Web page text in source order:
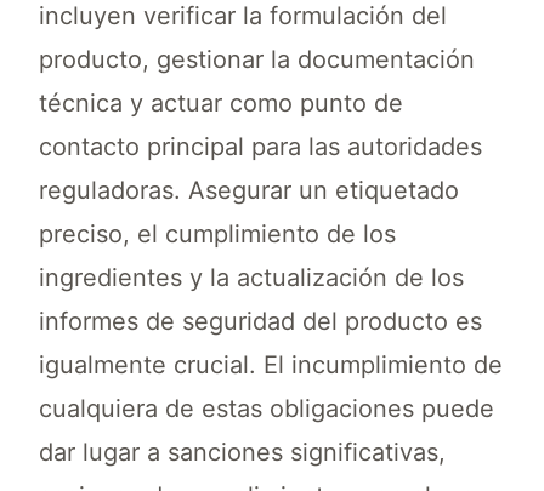
incluyen verificar la formulación del
producto, gestionar la documentación
técnica y actuar como punto de
contacto principal para las autoridades
reguladoras. Asegurar un etiquetado
preciso, el cumplimiento de los
ingredientes y la actualización de los
informes de seguridad del producto es
igualmente crucial. El incumplimiento de
cualquiera de estas obligaciones puede
dar lugar a sanciones significativas,